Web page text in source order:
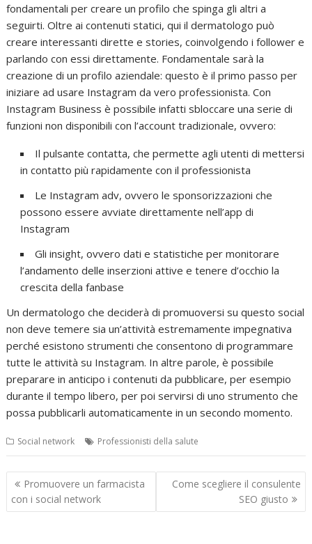
fondamentali per creare un profilo che spinga gli altri a
seguirti. Oltre ai contenuti statici, qui il dermatologo può
creare interessanti dirette e stories, coinvolgendo i follower e
parlando con essi direttamente. Fondamentale sarà la
creazione di un profilo aziendale: questo è il primo passo per
iniziare ad usare Instagram da vero professionista. Con
Instagram Business è possibile infatti sbloccare una serie di
funzioni non disponibili con l’account tradizionale, ovvero:
Il pulsante contatta, che permette agli utenti di mettersi
in contatto più rapidamente con il professionista
Le Instagram adv, ovvero le sponsorizzazioni che
possono essere avviate direttamente nell’app di
Instagram
Gli insight, ovvero dati e statistiche per monitorare
l’andamento delle inserzioni attive e tenere d’occhio la
crescita della fanbase
Un dermatologo che deciderà di promuoversi su questo social
non deve temere sia un’attività estremamente impegnativa
perché esistono strumenti che consentono di programmare
tutte le attività su Instagram. In altre parole, è possibile
preparare in anticipo i contenuti da pubblicare, per esempio
durante il tempo libero, per poi servirsi di uno strumento che
possa pubblicarli automaticamente in un secondo momento.
Social network Professionisti della salute
Navigazione
articoli
Promuovere un farmacista
con i social network
Come scegliere il consulente
SEO giusto